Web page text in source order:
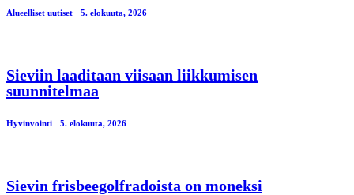
Alueelliset uutiset 5. elokuuta, 2026
Sieviin laaditaan viisaan liikkumisen
suunnitelmaa
Hyvinvointi 5. elokuuta, 2026
Sievin frisbeegolfradoista on moneksi